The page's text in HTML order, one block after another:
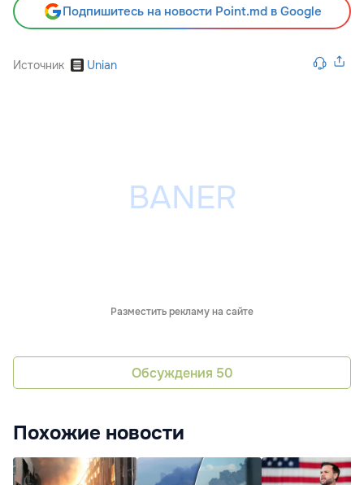
Подпишитесь на новости Point.md в Google
Источник Unian
Разместить рекламу на сайте
Обсуждения 50
Похожие новости